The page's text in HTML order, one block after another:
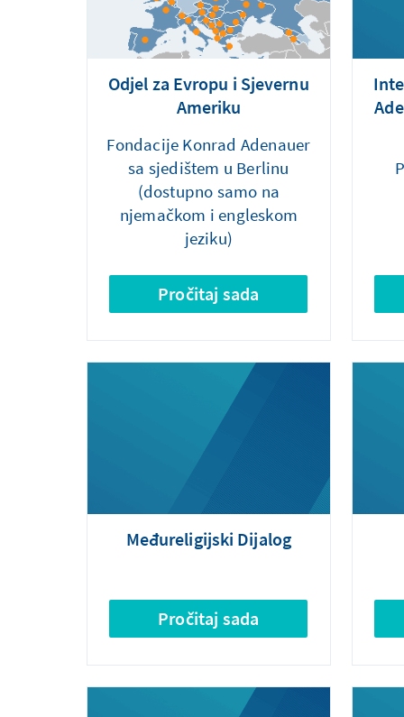
Odjel za Evropu i Sjevernu
Ameriku
Fondacije Konrad Adenauer
sa sjedištem u Berlinu
(dostupno samo na
njemačkom i engleskom
jeziku)
Pročitaj sada
Međureligijski Dijalog
Pročitaj sada